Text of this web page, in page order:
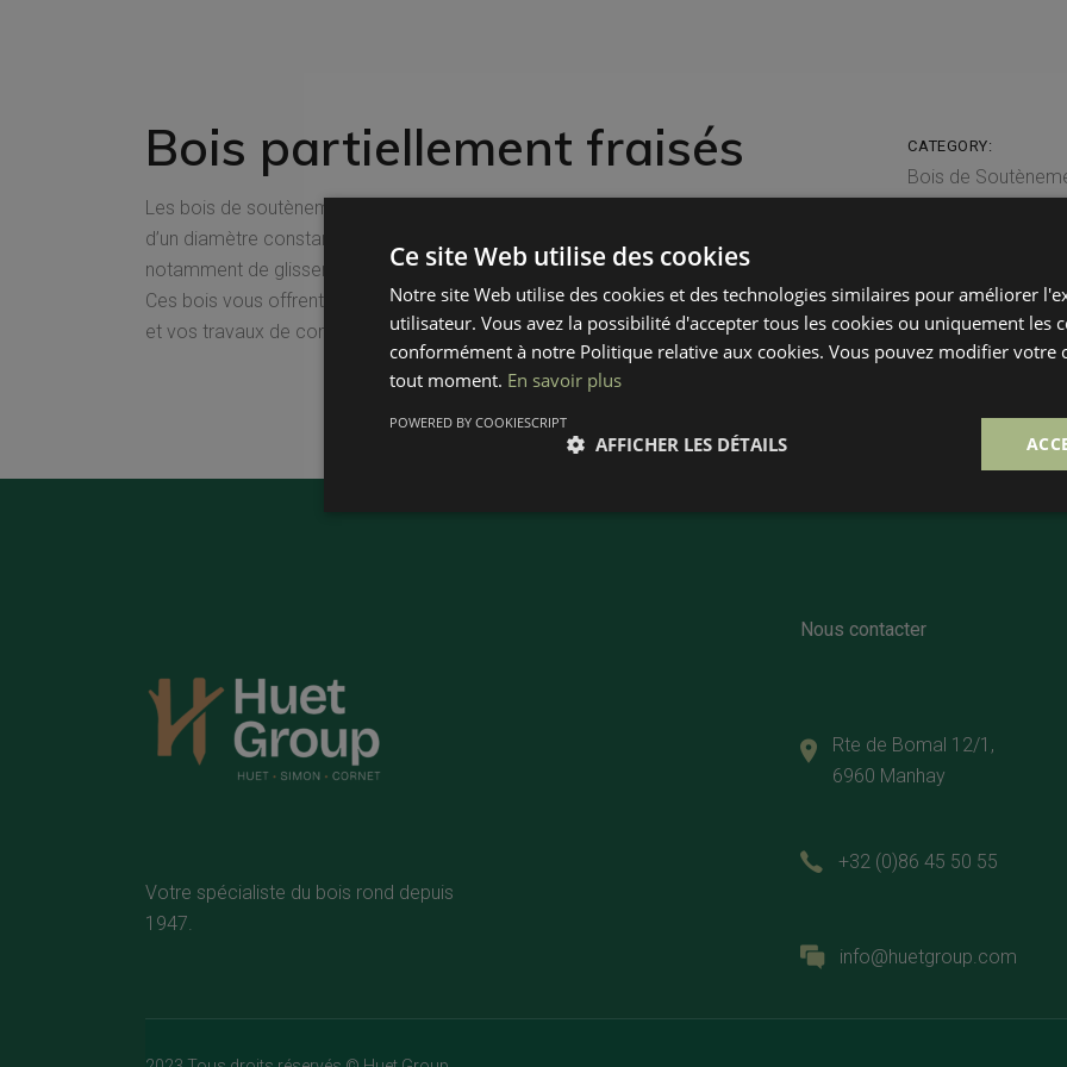
Bois partiellement fraisés
Les bois de soutènement peuvent être partiellement fraisés afin de disposer
d’un diamètre constant sur une partie de la longueur. Ce procédé permet
notamment de glisser aisément une protection sur le partie fraisée du pieux.
Ces bois vous offrent une solution pratique et efficace pour vos fondations
et vos travaux de construction.
CATEGORY:
Bois de
Votre spécialiste du bois rond depuis
1947.
Nous contacter
Rte de Bomal 12/1,
6960 Manhay
+32 (0)86 45 50 55
info@huetgroup.com
Ce site Web utilise des cookies
Notre site Web utilise des cookies et des technologies similaires pour améliorer
utilisateur. Vous avez la possibilité d'accepter tous les cookies ou uniquement les
conformément à notre Politique relative aux cookies. Vous pouvez modifier votre
tout moment. En savoir plus
AFFICHER LES DÉTAILS
POWERED BY COOKIESCRIPT